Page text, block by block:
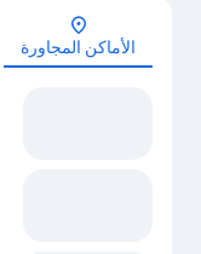
الأماكن المجاورة